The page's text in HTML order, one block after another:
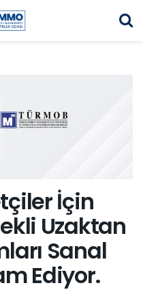
İçin
Uzaktan
Sanal
Ediyor.